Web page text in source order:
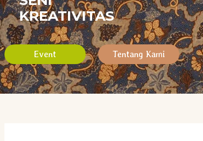
KREATIVITAS
Event Tentang Kami